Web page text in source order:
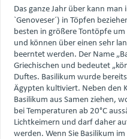
Das ganze Jahr über kann
`Genoveser´) in Töpfen
besten in größere Tontöpfe
und können über einen sehr
beerntet werden. Der Name
Griechischen und bedeutet
Duftes. Basilikum wurde
Ägypten kultiviert. Neben den
Basilikum aus Samen ziehen,
bei Temperaturen ab 20°C
Lichtkeimern und darf daher
werden. Wenn Sie Basilikum